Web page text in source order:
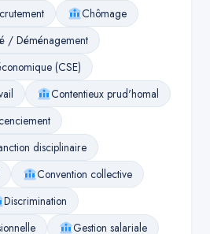
Chômage
/ Déménagement
(CSE)
Contentieux prud'homal
disciplinaire
Convention collective
Discrimination
Gestion salariale